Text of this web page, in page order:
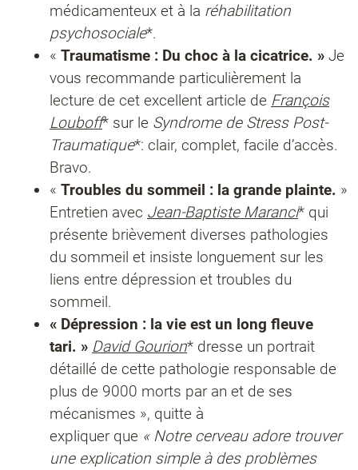
médicamenteux et à la réhabilitation
psychosociale*.
« Traumatisme : Du choc à la cicatrice. » Je
vous recommande particulièrement la
lecture de cet excellent article de François
Louboff* sur le Syndrome de Stress Post-
Traumatique*: clair, complet, facile d’accès.
Bravo.
« Troubles du sommeil : la grande plainte. »
Entretien avec Jean-Baptiste Maranci* qui
présente brièvement diverses pathologies
du sommeil et insiste longuement sur les
liens entre dépression et troubles du
sommeil.
« Dépression : la vie est un long fleuve
tari. » David Gourion* dresse un portrait
détaillé de cette pathologie responsable de
plus de 9000 morts par an et de ses
mécanismes », quitte à
expliquer que « Notre cerveau adore trouver
une explication simple à des problèmes